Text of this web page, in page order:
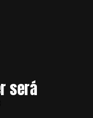
será